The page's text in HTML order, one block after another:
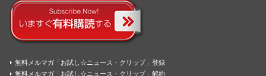
無料メルマガ「お試し☆ニュース・クリップ」登録
無料メルマガ「お試し☆ニュース・クリップ」解約